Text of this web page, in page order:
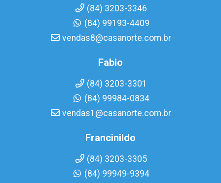
(84) 3203-3346
(84) 99193-4409
vendas8@casanorte.com.br
Fabio
(84) 3203-3301
(84) 99984-0834
vendas1@casanorte.com.br
Francinildo
(84) 3203-3305
(84) 99949-9394